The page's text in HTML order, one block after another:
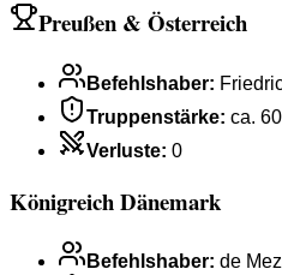
Preußen & Österreich
Befehlshaber:
Truppenstärke: ca.
Verluste: 0
Königreich Dänemark
Befehlshaber: de